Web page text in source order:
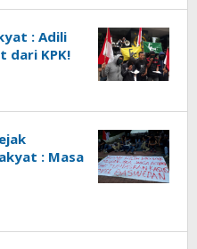
: Adili
dari KPK!
: Masa